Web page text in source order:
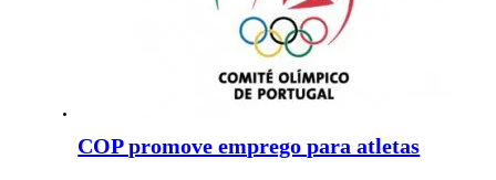
COP promove emprego para atletas